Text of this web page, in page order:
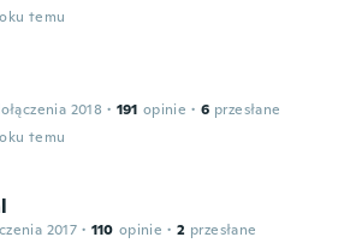
temu
2018 · 191 opinie · 6 przesłane
temu
2017 · 110 opinie · 2 przesłane